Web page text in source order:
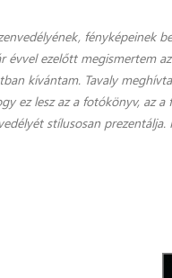
fényképeinek
évvel ezelőtt megismertem
kívántam. Tavaly
ez lesz az a fotókönyv, az
stílusosan